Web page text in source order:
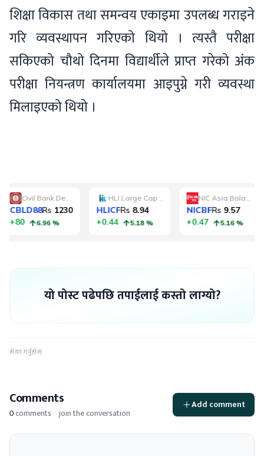
शिक्षा विकास तथा समन्वय एकाइमा उपलब्ध गराइने
गरि व्यवस्थापन गरिएको थियो । त्यस्तै परीक्षा
सकिएको चौथो दिनमा विद्यार्थीले प्राप्त गरेको अंक
परीक्षा नियन्त्रण कार्यालयमा आइपुग्ने गरी व्यवस्था
मिलाइएको थियो ।
यो पोस्ट पढेपछि तपाईलाई कस्तो लाग्यो?
सेयर गर्नुहोस्
Comments
0comments · join the conversation
Add comment